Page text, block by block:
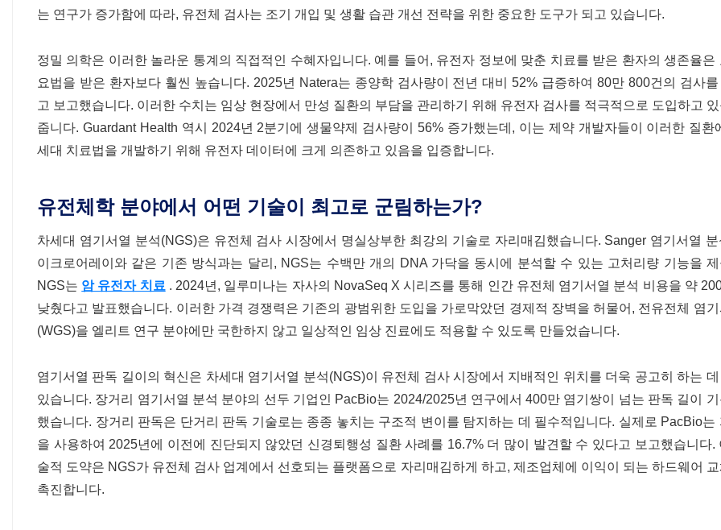
는 연구가 증가함에 따라, 유전체 검사는 조기 개입 및 생활 습관 개선 전략을 위한 중요한 도구가 되고 있습니다.
정밀 의학은 이러한 놀라운 통계의 직접적인 수혜자입니다. 예를 들어, 유전자 정보에 맞춘 치료를 받은 환자의 생존율은
요법을 받은 환자보다 훨씬 높습니다. 2025년 Natera는 종양학 검사량이 전년 대비 52% 급증하여 80만 800건의 검사
고 보고했습니다. 이러한 수치는 임상 현장에서 만성 질환의 부담을 관리하기 위해 유전자 검사를 적극적으로 도입하고
줍니다. Guardant Health 역시 2024년 2분기에 생물약제 검사량이 56% 증가했는데, 이는 제약 개발자들이 이러한 질환
세대 치료법을 개발하기 위해 유전자 데이터에 크게 의존하고 있음을 입증합니다.
유전체학 분야에서 어떤 기술이 최고로 군림하는가?
차세대 염기서열 분석(NGS)은 유전체 검사 시장에서 명실상부한 최강의 기술로 자리매김했습니다. Sanger 염기서열
이크로어레이와 같은 기존 방식과는 달리, NGS는 수백만 개의 DNA 가닥을 동시에 분석할 수 있는 고처리량 기능을
NGS는 암 유전자 치료 . 2024년, 일루미나는 자사의 NovaSeq X 시리즈를 통해 인간 유전체 염기서열 분석 비용을 약
낮췄다고 발표했습니다. 이러한 가격 경쟁력은 기존의 광범위한 도입을 가로막았던 경제적 장벽을 허물어, 전유전체 염
(WGS)을 엘리트 연구 분야에만 국한하지 않고 일상적인 임상 진료에도 적용할 수 있도록 만들었습니다.
염기서열 판독 길이의 혁신은 차세대 염기서열 분석(NGS)이 유전체 검사 시장에서 지배적인 위치를 더욱 공고히 하는
있습니다. 장거리 염기서열 분석 분야의 선두 기업인 PacBio는 2024/2025년 연구에서 400만 염기쌍이 넘는 판독 길이
했습니다. 장거리 판독은 단거리 판독 기술로는 종종 놓치는 구조적 변이를 탐지하는 데 필수적입니다. 실제로 PacBio는
을 사용하여 2025년에 이전에 진단되지 않았던 신경퇴행성 질환 사례를 16.7% 더 많이 발견할 수 있다고 보고했습니다.
술적 도약은 NGS가 유전체 검사 업계에서 선호되는 플랫폼으로 자리매김하게 하고, 제조업체에 이익이 되는 하드웨어
촉진합니다.